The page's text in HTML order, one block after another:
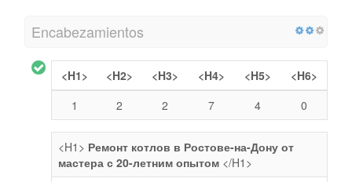
Encabezamientos
<H1> <H2> <H3> <H4> <H5>
<H6>
1
2 2 7 4 0
<H1> Ремонт котлов в Ростове-на-Дону от
мастера с 20-летним опытом </H1>